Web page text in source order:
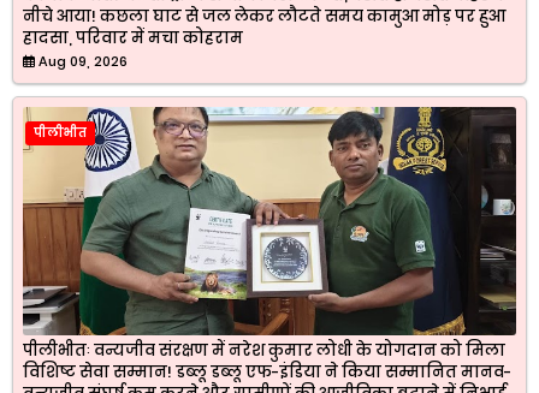
नीचे आया! कछला घाट से जल लेकर लौटते समय कामुआ मोड़ पर हुआ
हादसा, परिवार में मचा कोहराम
Aug 09, 2026
पीलीभीत
पीलीभीतः वन्यजीव संरक्षण में नरेश कुमार लोधी के योगदान को मिला
विशिष्ट सेवा सम्मान! डब्लू डब्लू एफ-इंडिया ने किया सम्मानित मानव-